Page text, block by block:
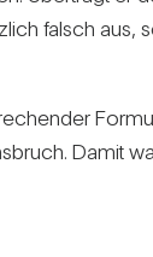
falsch aus,
Damit